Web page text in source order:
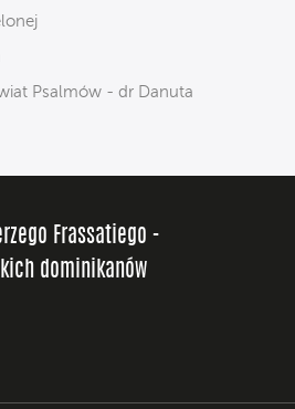
Psalmów - dr Danuta
Frassatiego -
dominikanów